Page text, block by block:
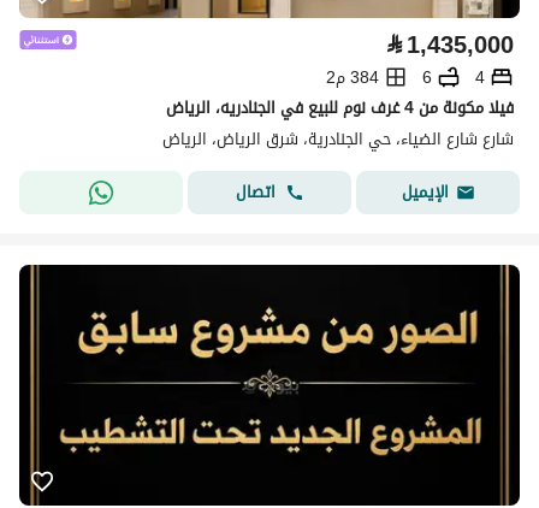
⃁1,435,000
4
6
384 م2
فيلا مكونة من 4 غرف نوم للبيع في الجنادريه، الرياض
شارع شارع الضياء، حي الجنادرية، شرق الرياض، الرياض
الإيميل
اتصال